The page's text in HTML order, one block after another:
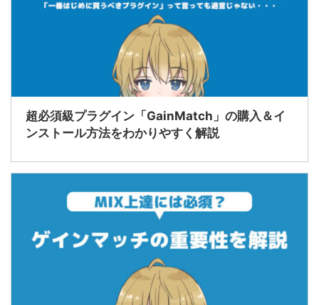
超必須級プラグイン「GainMatch」の購入＆イ
ンストール方法をわかりやすく解説